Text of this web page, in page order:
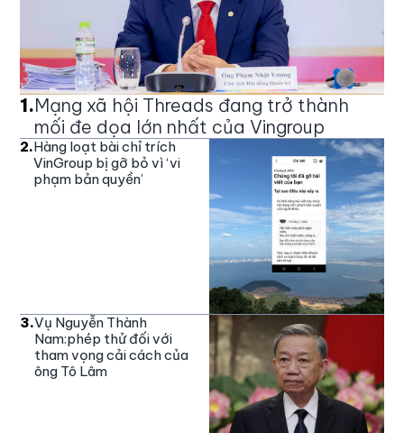
1.Mạng xã hội Threads đang trở thành
mối đe dọa lớn nhất của Vingroup
2.Hàng loạt bài chỉ trích
VinGroup bị gỡ bỏ vì ‘vi
phạm bản quyền’
3.Vụ Nguyễn Thành
Nam:phép thử đối với
tham vọng cải cách của
ông Tô Lâm